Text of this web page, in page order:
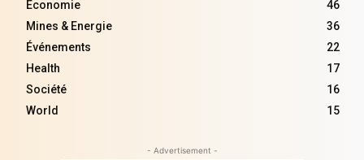
Économie
46
Mines & Energie
36
Événements
22
Health
17
Société
16
World
15
- Advertisement -